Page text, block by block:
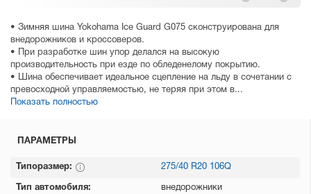
• Зимняя шина Yokohama Ice Guard G075 сконструирована для
внедорожников и кроссоверов.
• При разработке шин упор делался на высокую
производительность при езде по обледенелому покрытию.
• Шина обеспечивает идеальное сцепление на льду в сочетании с
превосходной управляемостью, не теряя при этом в...
Показать полностью
ПАРАМЕТРЫ
Типоразмер: 275/40 R20 106Q
Тип автомобиля: внедорожники